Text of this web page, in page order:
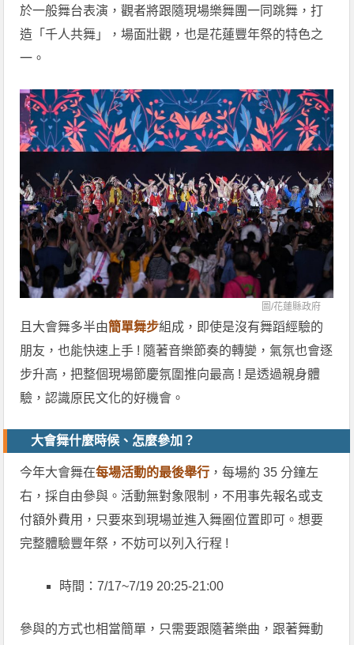
於一般舞台表演，觀者將跟隨現場樂舞團一同跳舞，打
造「千人共舞」，場面壯觀，也是花蓮豐年祭的特色之
一。
圖/花蓮縣政府
且大會舞多半由簡單舞步組成，即使是沒有舞蹈經驗的
朋友，也能快速上手 ! 隨著音樂節奏的轉變，氣氛也會逐
步升高，把整個現場節慶氛圍推向最高 ! 是透過親身體
驗，認識原民文化的好機會。
大會舞什麼時候、怎麼參加？
今年大會舞在每場活動的最後舉行 ，每場約 35 分鐘左
右，採自由參與。活動無對象限制，不用事先報名或支
付額外費用，只要來到現場並進入舞圈位置即可。想要
完整體驗豐年祭，不妨可以列入行程 !
時間：7/17~7/19 20:25-21:00
參與的方式也相當簡單，只需要跟隨著樂曲，跟著舞動